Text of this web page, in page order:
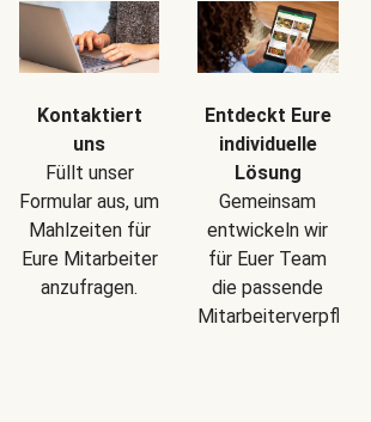
Kontaktiert
uns
Füllt unser
Formular aus, um
Mahlzeiten für
Eure Mitarbeiter
anzufragen.
Entdeckt Eure
individuelle
Lösung
Gemeinsam
entwickeln wir
für Euer Team
die passende